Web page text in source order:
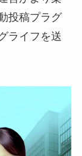
投稿プラグ
ライフを送